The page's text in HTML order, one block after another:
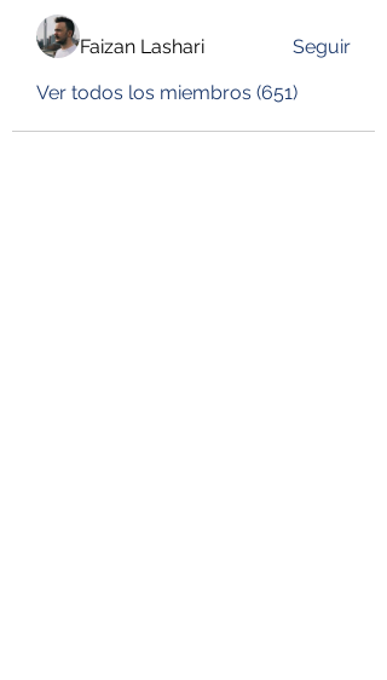
Faizan Lashari
Seguir
Ver todos los miembros (651)